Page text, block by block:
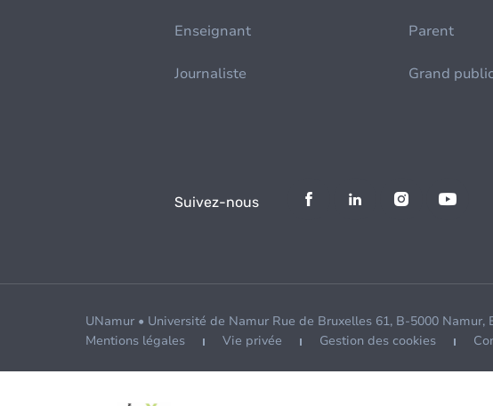
Enseignant Parent
Journaliste Grand public
Suivez-nous
UNamur • Université de Namur Rue de Bruxelles 61, B-5000 Namur,
Mentions légales
Vie privée Gestion des cookies